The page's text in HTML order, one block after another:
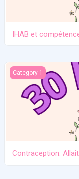
IHAB et
Contraception.
Category 1
Contraception.